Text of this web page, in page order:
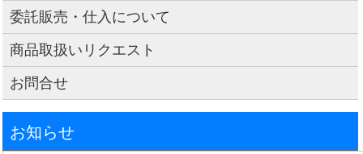
委託販売・仕入について
商品取扱いリクエスト
お問合せ
お知らせ